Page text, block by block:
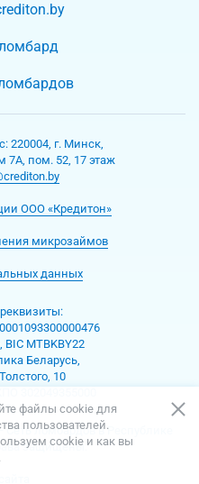
220004, г. Минск,
7А, пом. 52, 17 этаж
ООО «Кредитон»
микрозаймов
данных
MTBKBY22
Беларусь,
10
ломбардов в Республике
защищены.
файлы cookie для
пользователей.
cookie и как вы